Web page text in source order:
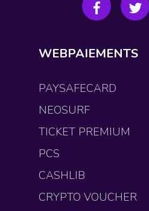
WEBPAIEMENTS
PAYSAFECARD
NEOSURF
TICKET PREMIUM
PCS
CASHLIB
CRYPTO VOUCHER